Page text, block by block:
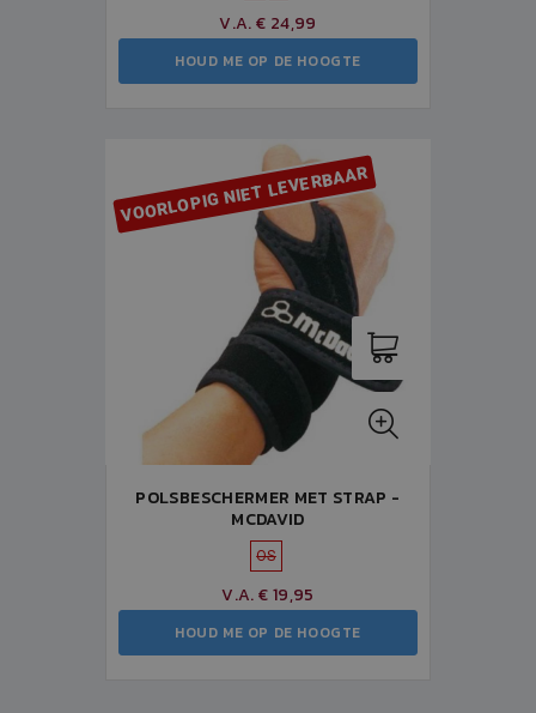
V.A. € 24,99
HOUD ME OP DE HOOGTE
VOORLOPIG NIET LEVERBAAR
POLSBESCHERMER MET STRAP -
MCDAVID
OS
V.A. € 19,95
HOUD ME OP DE HOOGTE